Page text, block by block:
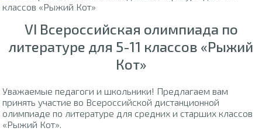
VI Всероссийская олимпиада по
литературе для 5-11 классов «Рыжий
Кот»
Уважаемые педагоги и школьники! Предлагаем вам
принять участие во Всероссийской дистанционной
олимпиаде по литературе для средних и старших классов
«Рыжий Кот».